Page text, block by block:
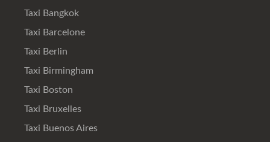
Taxi Bangkok
Taxi Barcelone
Taxi Berlin
Taxi Birmingham
Taxi Boston
Taxi Bruxelles
Taxi Buenos Aires